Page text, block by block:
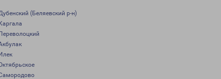
(Беляевский р-н)